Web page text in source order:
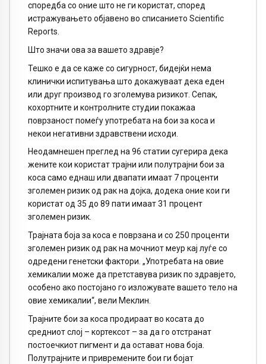
споредба со оние што не ги користат, според
истражувањето објавено во списанието Scientific
Reports.
Што значи ова за вашето здравје?
Тешко е да се каже со сигурност, бидејќи нема
клинички испитувања што докажуваат дека еден
или друг производ го зголемува ризикот. Сепак,
кохортните и контролните студии покажаа
поврзаност помеѓу употребата на бои за коса и
некои негативни здравствени исходи.
Неодамнешен преглед на 96 статии сугерира дека
жените кои користат трајни или полутрајни бои за
коса само еднаш или двапати имаат 7 проценти
зголемен ризик од рак на дојка, додека оние кои ги
користат од 35 до 89 пати имаат 31 процент
зголемен ризик.
Трајната боја за коса е поврзана и со 250 проценти
зголемен ризик од рак на мочниот меур кај луѓе со
одредени генетски фактори. „Употребата на овие
хемикалии може да претставува ризик по здравјето,
особено ако постојано го изложувате вашето тело на
овие хемикалии“, вели Меклин.
Трајните бои за коса продираат во косата до
средниот слој – кортексот – за да го отстранат
постоечкиот пигмент и да остават нова боја.
Полутрајните и привремените бои ги бојат